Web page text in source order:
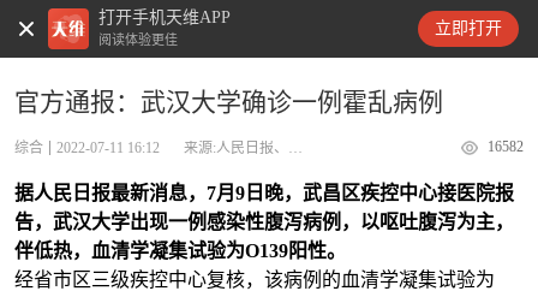
打开手机天维APP
阅读体验更佳
立即打开
天维新闻
官方通报：武汉大学确诊一例霍乱病例
综合 2022-07-11 16:12 16582
据人民日报最新消息，7月9日晚，武昌区疾控中心接医院报
告，武汉大学出现一例感染性腹泻病例，以呕吐腹泻为主，
伴低热，血清学凝集试验为O139阳性。
经省市区三级疾控中心复核，该病例的血清学凝集试验为